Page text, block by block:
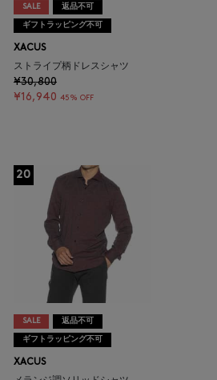
SALE 返品不可
ギフトラッピング不可
XACUS
ストライプ柄ドレスシャツ
¥30,800
¥16,940 45% OFF
20
SALE 返品不可
ギフトラッピング不可
XACUS